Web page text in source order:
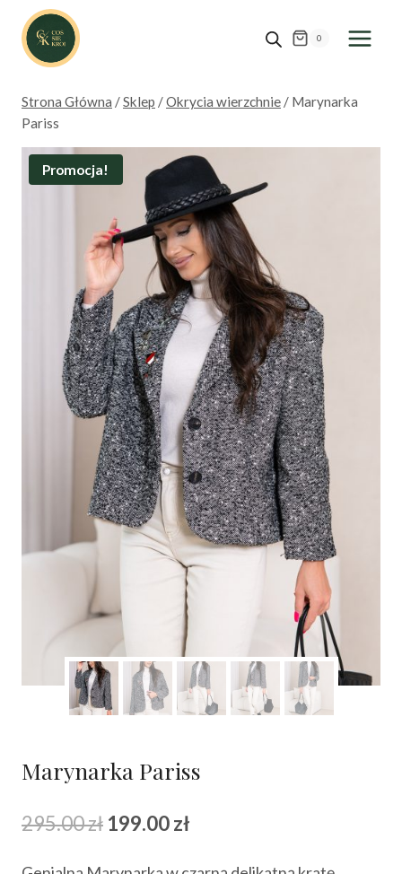
Przejdź
treści
0
Strona Główna /Sklep /Okrycia wierzchnie / Marynarka
Pariss
Promocja!
Marynarka Pariss
295.00zł Pierwotna
199.00zł